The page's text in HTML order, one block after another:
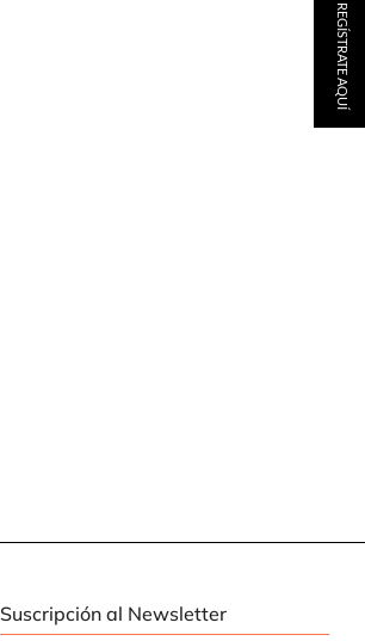
Suscripción al Newsletter
REGÍSTRATE AQUÍ